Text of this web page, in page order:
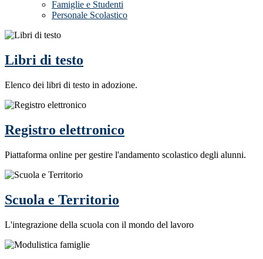
Famiglie e Studenti
Personale Scolastico
Libri di testo
Elenco dei libri di testo in adozione.
Registro elettronico
Piattaforma online per gestire l'andamento scolastico degli alunni.
Scuola e Territorio
L'integrazione della scuola con il mondo del lavoro